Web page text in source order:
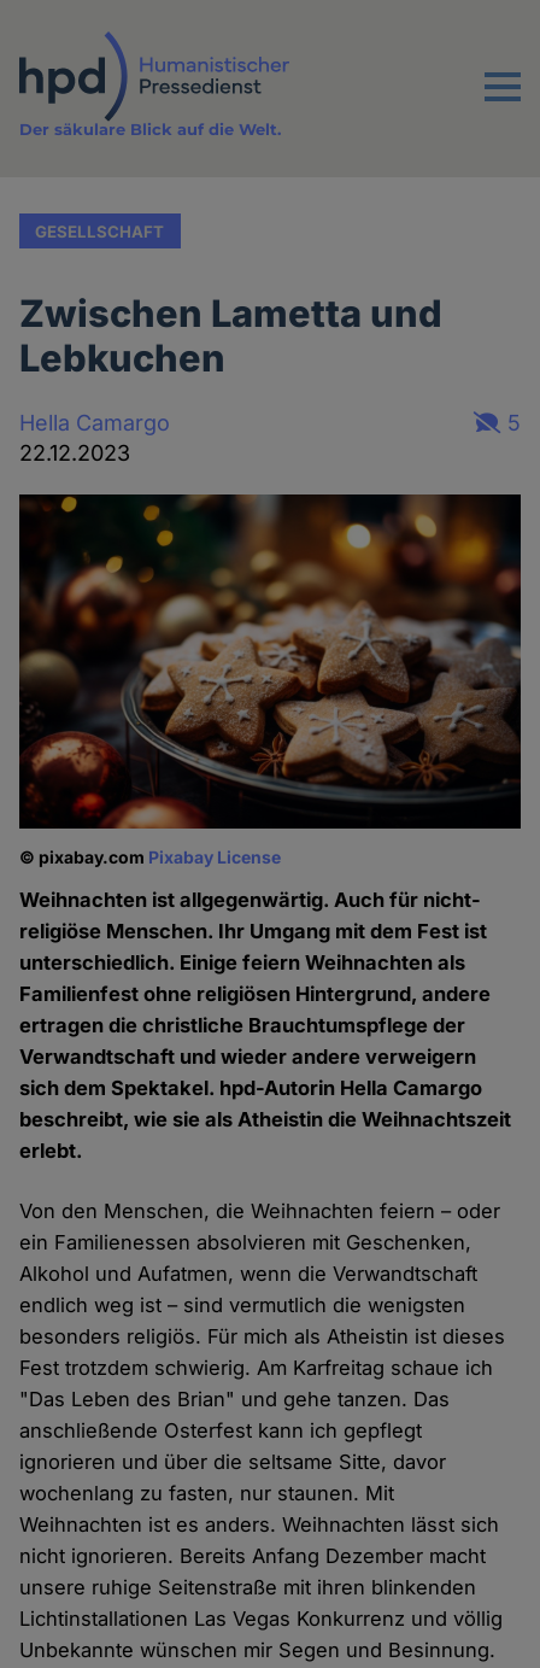
Inhalt
Menu
Der säkulare Blick auf die Welt.
GESELLSCHAFT
Zwischen Lametta und
Lebkuchen
Hella Camargo
22.12.2023
5
© pixabay.com Pixabay License
Weihnachten ist allgegenwärtig. Auch für nicht-
religiöse Menschen. Ihr Umgang mit dem Fest ist
unterschiedlich. Einige feiern Weihnachten als
Familienfest ohne religiösen Hintergrund, andere
ertragen die christliche Brauchtumspflege der
Verwandtschaft und wieder andere verweigern
sich dem Spektakel. hpd-Autorin Hella Camargo
beschreibt, wie sie als Atheistin die Weihnachtszeit
erlebt.
Von den Menschen, die Weihnachten feiern – oder
ein Familienessen absolvieren mit Geschenken,
Alkohol und Aufatmen, wenn die Verwandtschaft
endlich weg ist – sind vermutlich die wenigsten
besonders religiös. Für mich als Atheistin ist dieses
Fest trotzdem schwierig. Am Karfreitag schaue ich
"Das Leben des Brian" und gehe tanzen. Das
anschließende Osterfest kann ich gepflegt
ignorieren und über die seltsame Sitte, davor
wochenlang zu fasten, nur staunen. Mit
Weihnachten ist es anders. Weihnachten lässt sich
nicht ignorieren. Bereits Anfang Dezember macht
unsere ruhige Seitenstraße mit ihren blinkenden
Lichtinstallationen Las Vegas Konkurrenz und völlig
Unbekannte wünschen mir Segen und Besinnung.